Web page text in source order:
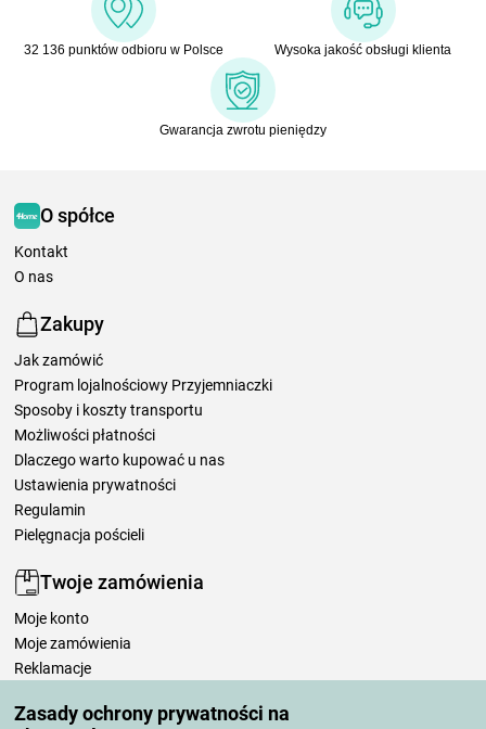
Zasady ochrony prywatności na
32 136 punktów odbioru w Polsce Wysoka jakość obsługi klienta
Gwarancja zwrotu pieniędzy
O spółce
Kontakt
O nas
Zakupy
Jak zamówić
Program lojalnościowy Przyjemniaczki
Sposoby i koszty transportu
Możliwości płatności
Dlaczego warto kupować u nas
Ustawienia prywatności
Regulamin
Pielęgnacja pościeli
Twoje zamówienia
Moje konto
Moje zamówienia
Reklamacje
Zasady przetwarzania recenzji